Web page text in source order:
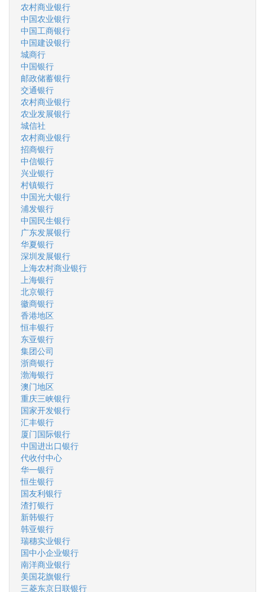
农村商业银行
中国农业银行
中国工商银行
中国建设银行
城商行
中国银行
邮政储蓄银行
交通银行
农村商业银行
农业发展银行
城信社
农村商业银行
招商银行
中信银行
兴业银行
村镇银行
中国光大银行
浦发银行
中国民生银行
广东发展银行
华夏银行
深圳发展银行
上海农村商业银行
上海银行
北京银行
徽商银行
香港地区
恒丰银行
东亚银行
集团公司
浙商银行
渤海银行
澳门地区
重庆三峡银行
国家开发银行
汇丰银行
厦门国际银行
中国进出口银行
代收付中心
华一银行
恒生银行
国友利银行
渣打银行
新韩银行
韩亚银行
瑞穗实业银行
国中小企业银行
南洋商业银行
美国花旗银行
三菱东京日联银行